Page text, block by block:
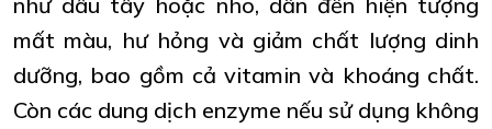
mất màu, hư hỏng và giảm chất lượng dinh
dưỡng, bao gồm cả vitamin và khoáng chất.
Còn các dung dịch enzyme nếu sử dụng không